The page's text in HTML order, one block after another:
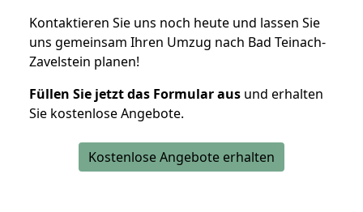
Kontaktieren Sie uns noch heute und lassen Sie
uns gemeinsam Ihren Umzug nach Bad Teinach-
Zavelstein planen!
Füllen Sie jetzt das Formular aus und erhalten
Sie kostenlose Angebote.
Kostenlose Angebote erhalten